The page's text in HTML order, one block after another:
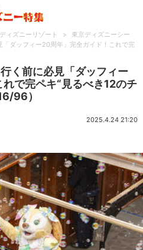
ィズニーリゾート >
東京ディズニーシー
「ダッフィー20周年」完全ガイド！これで完
く前に必見「ダッフィー
で完ペキ“見るべき12のチ
96）
2025.4.24 21:20